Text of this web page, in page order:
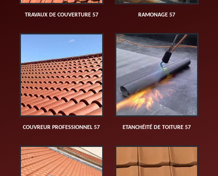
TRAVAUX DE COUVERTURE 57 RAMONAGE 57
COUVREUR PROFESSIONNEL 57 ETANCHÉITÉ DE TOITURE 57